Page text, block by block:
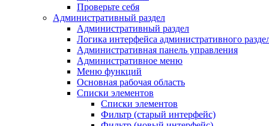
Проверьте себя
Административный раздел
Административный раздел
Логика интерфейса административного
Административная панель управления
Административное меню
Меню функций
Основная рабочая область
Списки элементов
Списки элементов
Фильтр (старый интерфейс)